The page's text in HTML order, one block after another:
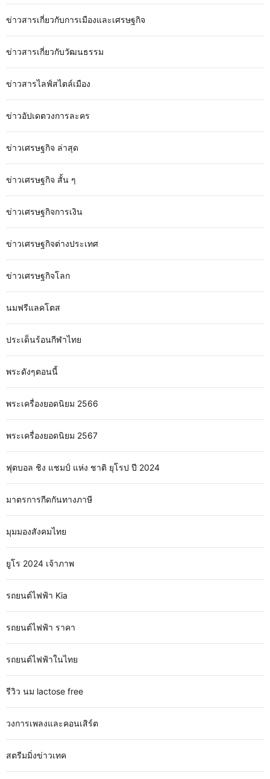
ข่าวสารเกี่ยวกับการเมืองและเศรษฐกิจ
ข่าวสารเกี่ยวกับวัฒนธรรม
ข่าวสารไลฟ์สไตล์เมือง
ข่าวอัปเดตวงการละคร
ข่าวเศรษฐกิจ ล่าสุด
ข่าวเศรษฐกิจ สั้น ๆ
ข่าวเศรษฐกิจการเงิน
ข่าวเศรษฐกิจต่างประเทศ
ข่าวเศรษฐกิจโลก
นมฟรีแลคโตส
ประเด็นร้อนกีฬาไทย
พระดังๆตอนนี้
พระเครื่องยอดนิยม 2566
พระเครื่องยอดนิยม 2567
ฟุตบอล ชิง แชมป์ แห่ง ชาติ ยุโรป ปี 2024
มาตรการกีดกันทางภาษี
มุมมองสังคมไทย
ยูโร 2024 เจ้าภาพ
รถยนต์ไฟฟ้า Kia
รถยนต์ไฟฟ้า ราคา
รถยนต์ไฟฟ้าในไทย
รีวิว นม lactose free
วงการเพลงและคอนเสิร์ต
สตรีมมิ่งข่าวเทค